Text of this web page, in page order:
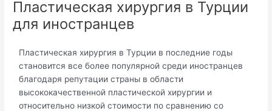
Пластическая хирургия в Турции
для иностранцев
Пластическая хирургия в Турции в последние годы
становится все более популярной среди иностранцев
благодаря репутации страны в области
высококачественной пластической хирургии и
относительно низкой стоимости по сравнению со